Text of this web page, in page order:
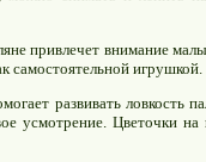
привлечет внимание
самостоятельной игрушкой.
развивать ловкость
усмотрение. Цветочки